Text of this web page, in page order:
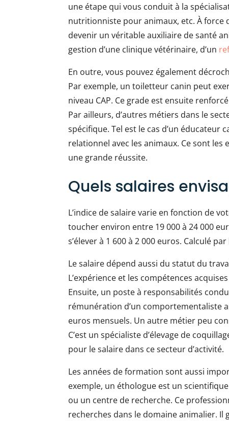
une étape qui vous conduit à la
nutritionniste pour animaux, etc. À force
devenir un véritable auxiliaire de santé
gestion d’une clinique vétérinaire, d’un
En outre, vous pouvez également
Par exemple, un toiletteur canin peut
niveau CAP. Ce grade est ensuite
Par ailleurs, d’autres métiers dans le
spécifique. Tel est le cas d’un éducateur
relationnel avec les animaux. Ce sont
une grande réussite.
Quels salaires
L’indice de salaire varie en fonction de
toucher environ entre 19 000 à 24 000
s’élever à 1 600 à 2 000 euros. Calculé
Le salaire dépend aussi du statut du
L’expérience et les compétences
Ensuite, un poste à responsabilités
rémunération d’un comportementaliste
euros mensuels. Un autre métier peu
C’est un spécialiste d’élevage de
pour le salaire dans ce secteur d’activité.
Les années de formation sont aussi
exemple, un éthologue est un
ou un centre de recherche. Ce
recherches dans le domaine animalier. Il